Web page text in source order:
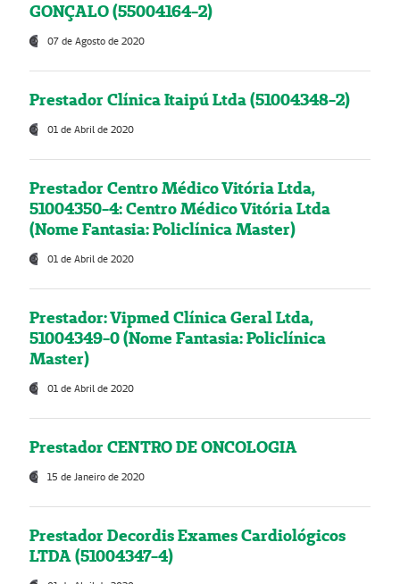
GONÇALO (55004164-2)
07 de Agosto de 2020
Prestador Clínica Itaipú Ltda (51004348-2)
01 de Abril de 2020
Prestador Centro Médico Vitória Ltda,
51004350-4: Centro Médico Vitória Ltda
(Nome Fantasia: Policlínica Master)
01 de Abril de 2020
Prestador: Vipmed Clínica Geral Ltda,
51004349-0 (Nome Fantasia: Policlínica
Master)
01 de Abril de 2020
Prestador CENTRO DE ONCOLOGIA
15 de Janeiro de 2020
Prestador Decordis Exames Cardiológicos
LTDA (51004347-4)